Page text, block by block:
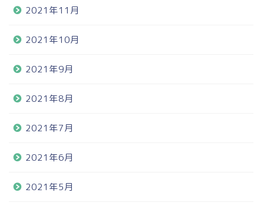
2021年11月
2021年10月
2021年9月
2021年8月
2021年7月
2021年6月
2021年5月